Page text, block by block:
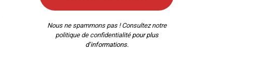
Nous ne spammons pas ! Consultez notre
politique de confidentialitépour plus
d’informations.